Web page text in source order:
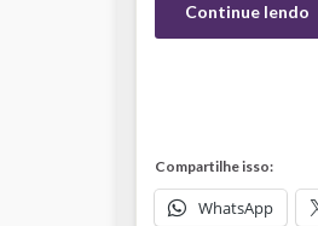
Continue lendo
Compartilhe isso:
WhatsApp